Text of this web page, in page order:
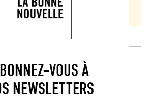
VOUS À
NEWSLETTERS